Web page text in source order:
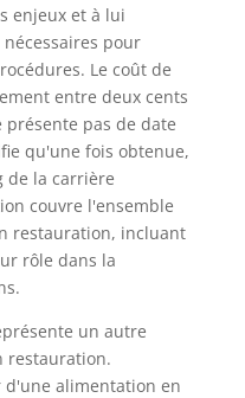
enjeux et à lui
pour
Le coût de
entre deux cents
pas de date
qu'une fois obtenue,
de la carrière
couvre l'ensemble
restauration, incluant
rôle dans la
un autre
restauration.
d'une alimentation en